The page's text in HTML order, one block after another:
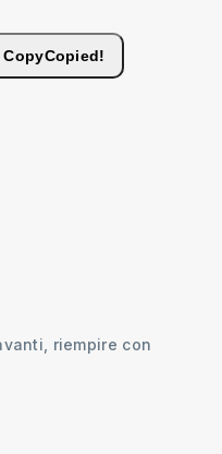
CopyCopied!
riempire con